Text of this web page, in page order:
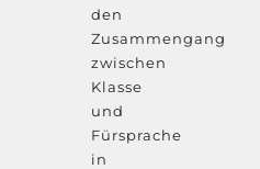
den
Zusammengang
zwischen
Klasse
und
Fürsprache
in